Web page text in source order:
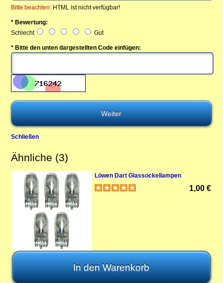
Bitte beachten: HTML ist nicht verfügbar!
* Bewertung:
Schlecht
Gut
* Bitte den unten dargestellten Code einfügen:
Schließen
Ähnliche (3)
Löwen Dart Glassockellampen
1,00 €